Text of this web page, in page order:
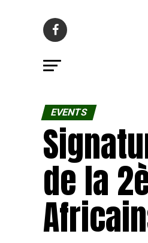
EVENTS
de la